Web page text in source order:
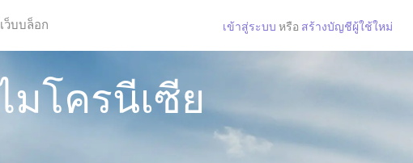
เว็บบล็อก เข้าสู่ระบบ หรือ สร้างบัญชีผู้ใช้ใหม่
โครนีเซีย